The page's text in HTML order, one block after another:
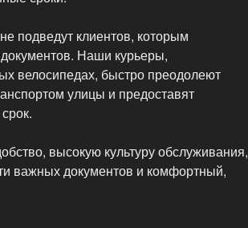
подведут клиентов, которым
Наши курьеры,
велосипедах, быстро преодолеют
улицы и предоставят
высокую культуру обслуживания,
важных документов и комфортный,